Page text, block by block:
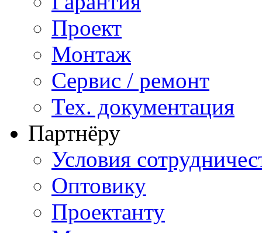
Проект
Монтаж
Сервис / ремонт
Тех. документация
Партнёру
Условия
Оптовику
Проектанту